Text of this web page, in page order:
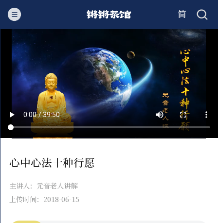
简
繁
心中心法十种行愿
主讲人：元音老人讲解
上传时间：2018-06-15